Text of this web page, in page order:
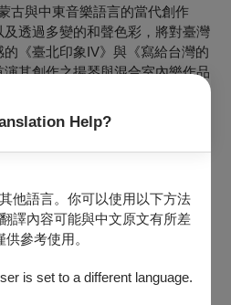
Help?
他語言。你可以使用以下方法
譯內容可能與中文原文有所差
供參考使用。
is set to a different language.
古與中東音樂語言的當代創作
及透過多變的和聲色彩，將對臺灣
《臺北印象IV》與《寫給台灣的
其創作之揚琴與混合室內樂作品
勒對臺灣遶境文化的情感記憶。
眾在聲音的遊走之中，感受其於
展開的聆聽想像。